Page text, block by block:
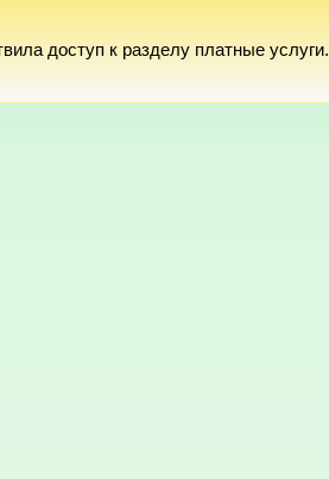
доступ к разделу платные услуги.